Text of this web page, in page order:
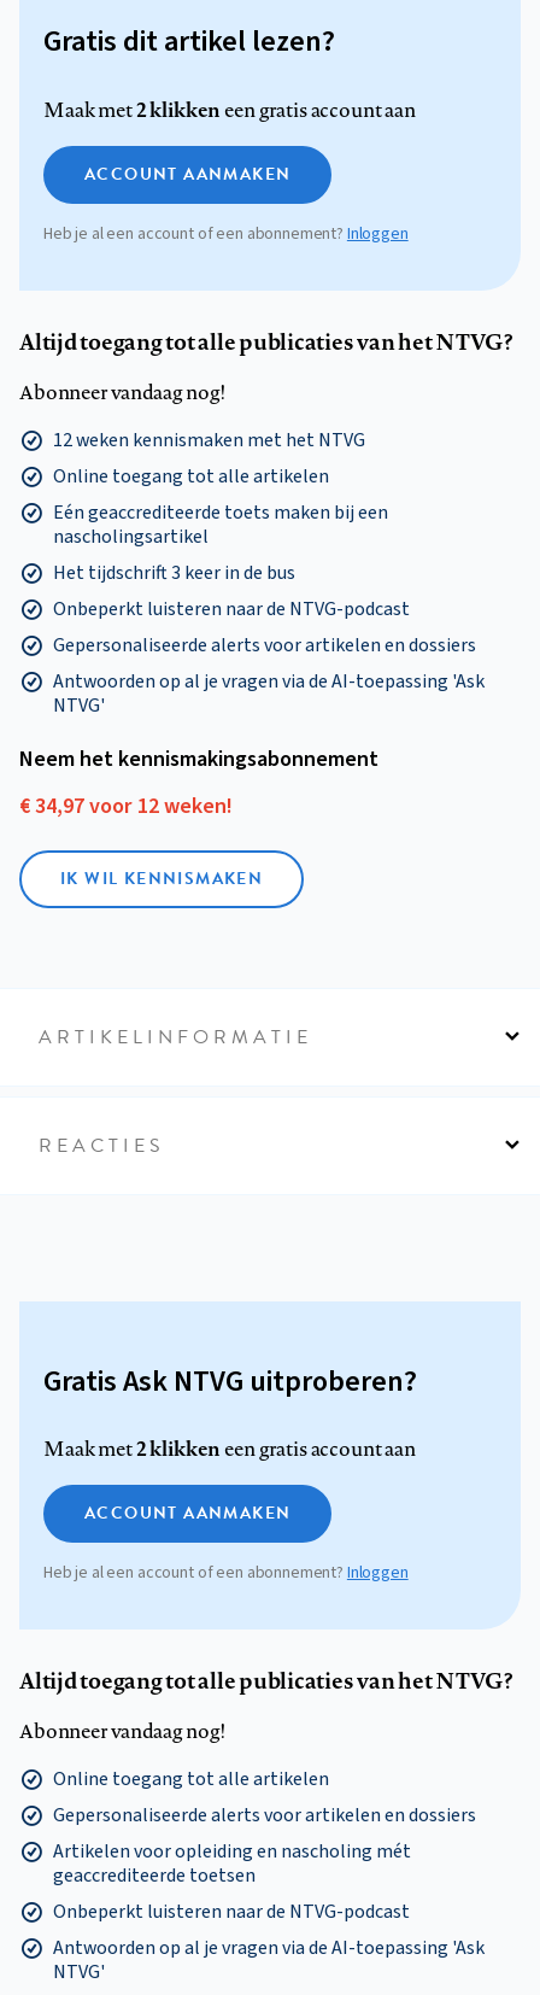
Gratis dit artikel lezen?
Maak met2 klikkeneen gratis account aan
ACCOUNT AANMAKEN
Heb je al een account of een abonnement? Inloggen
Altijd toegang tot alle publicaties van het NTVG?
Abonneer vandaag nog!
12 weken kennismaken met het NTVG
Online toegang tot alle artikelen
Eén geaccrediteerde toets maken bij een
nascholingsartikel
Het tijdschrift 3 keer in de bus
Onbeperkt luisteren naar de NTVG-podcast
Gepersonaliseerde alerts voor artikelen en dossiers
Antwoorden op al je vragen via de AI-toepassing 'Ask
NTVG'
Neem het kennismakings­abonnement
€ 34,97 voor 12 weken!
IK WIL KENNISMAKEN
ARTIKELINFORMATIE
REACTIES
Gratis Ask NTVG uitproberen?
Maak met2 klikkeneen gratis account aan
ACCOUNT AANMAKEN
Heb je al een account of een abonnement?Inloggen
Altijd toegang tot alle publicaties van het NTVG?
Abonneer vandaag nog!
Online toegang tot alle artikelen
Gepersonaliseerde alerts voor artikelen en dossiers
Artikelen voor opleiding en nascholing mét
geaccrediteerde toetsen
Onbeperkt luisteren naar de NTVG-podcast
Antwoorden op al je vragen via de AI-toepassing 'Ask
NTVG'